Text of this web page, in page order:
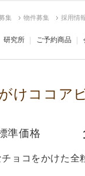
集 物件募集 採用情
研究所 ご予約商品
けココア
準価格
ョコをかけた全